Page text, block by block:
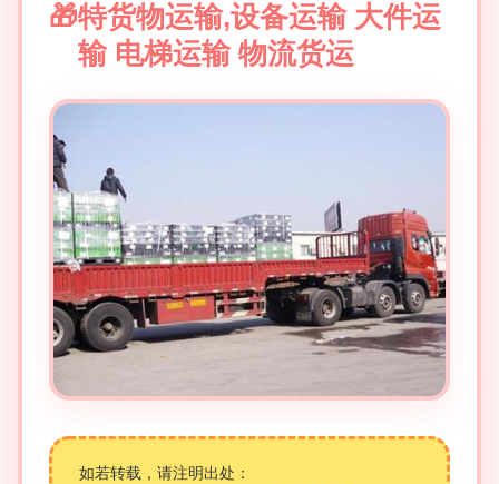
特货物运输,设备运输 大件运
输 电梯运输 物流货运
如若转载，请注明出处：